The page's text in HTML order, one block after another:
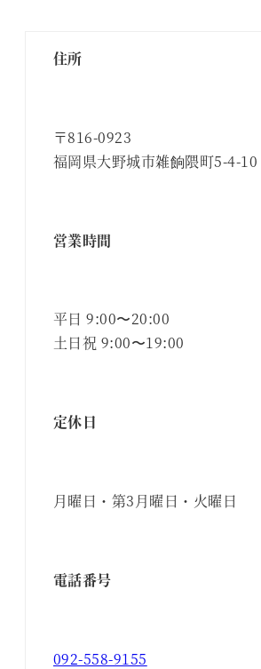
住所
〒816-0923
福岡県大野城市雑餉隈町5-4-10
営業時間
平日 9:00〜20:00
土日祝 9:00〜19:00
定休日
月曜日・第3月曜日・火曜日
電話番号
092-558-9155